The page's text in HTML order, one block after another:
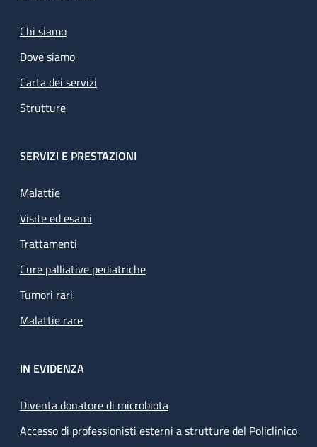
Chi siamo
Dove siamo
Carta dei servizi
Strutture
SERVIZI E PRESTAZIONI
Malattie
Visite ed esami
Trattamenti
Cure palliative pediatriche
Tumori rari
Malattie rare
IN EVIDENZA
Diventa donatore di microbiota
Accesso di professionisti esterni a strutture del Policlinico